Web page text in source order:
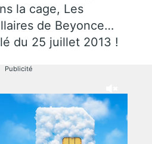
la cage, Les
de Beyonce…
du 25 juillet 2013 !
Publicité